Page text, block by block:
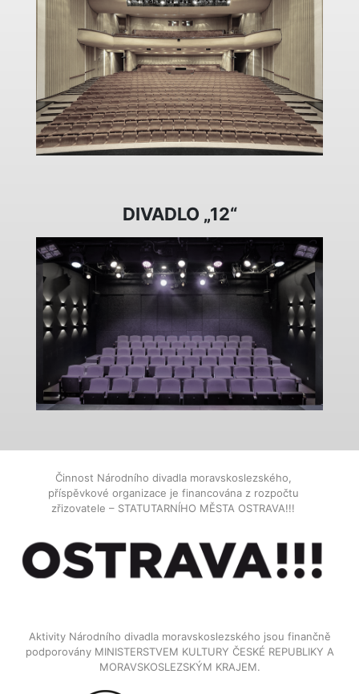
DIVADLO „12“
Činnost Národního divadla moravskoslezského,
příspěvkové organizace je financována z rozpočtu
zřizovatele – STATUTARNÍHO MĚSTA OSTRAVA!!!
Aktivity Národního divadla moravskoslezského jsou finančně
podporovány MINISTERSTVEM KULTURY ČESKÉ REPUBLIKY A
MORAVSKOSLEZSKÝM KRAJEM.